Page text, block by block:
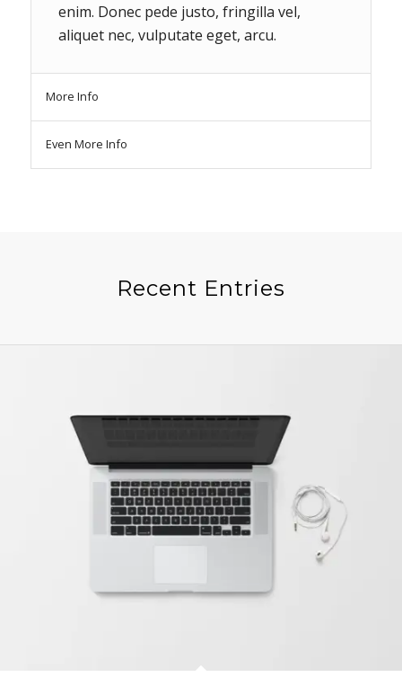
enim. Donec pede justo, fringilla vel,
aliquet nec, vulputate eget, arcu.
More Info
Even More Info
Recent Entries